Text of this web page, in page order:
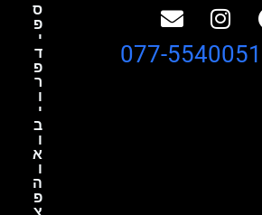
ס
פ
י
ד
פ
ר
ו
י
ב
ו
א
ו
ה
פ